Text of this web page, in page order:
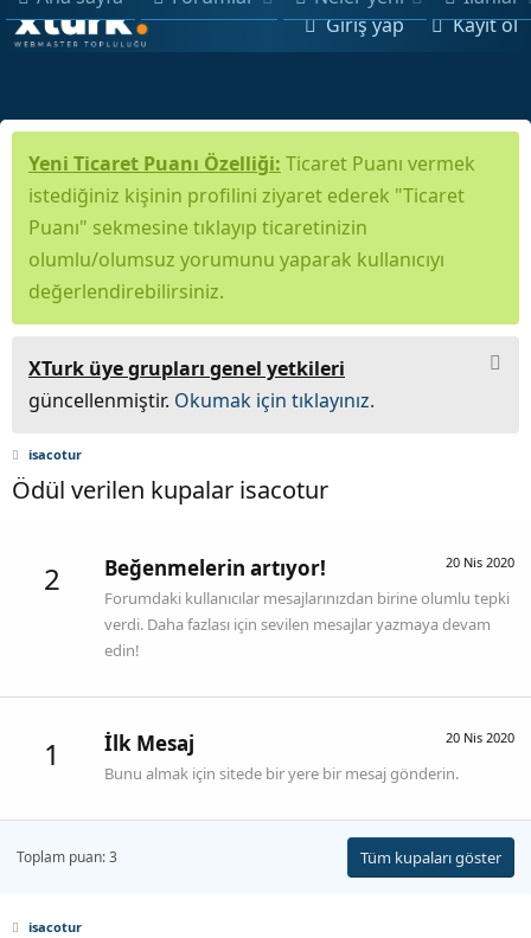
Giriş yap Kayıt ol
Yeni Ticaret Puanı Özelliği: Ticaret Puanı vermek
istediğiniz kişinin profilini ziyaret ederek "Ticaret
Puanı" sekmesine tıklayıp ticaretinizin
olumlu/olumsuz yorumunu yaparak kullanıcıyı
değerlendirebilirsiniz.
XTurk üye grupları genel yetkileri
güncellenmiştir. Okumak için tıklayınız.
isacotur
Ödül verilen kupalar isacotur
2 20 Nis 2020
Beğenmelerin artıyor!
Forumdaki kullanıcılar mesajlarınızdan birine olumlu tepki
verdi. Daha fazlası için sevilen mesajlar yazmaya devam
edin!
1 20 Nis 2020
İlk Mesaj
Bunu almak için sitede bir yere bir mesaj gönderin.
Toplam puan: 3 Tüm kupaları göster
isacotur